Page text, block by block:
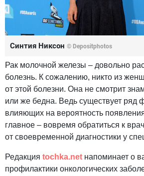
Синтия Никсон © Depositphotos
Рак молочной железы – довольно
болезнь. К сожалению, никто из
от этой болезни. Она не смотрит
или же бедна. Ведь существует ряд
влияющих на вероятность
главное – вовремя обратиться к
от своевременной диагностики у
Редакция tochka.net напоминает о
профилактики онкологических